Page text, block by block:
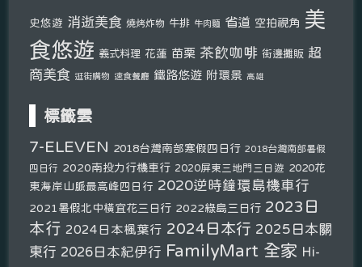
史悠遊 消逝美食 燒烤炸物 牛排 牛肉麵 省道 空拍視角 美
食悠遊 義式料理 花蓮 苗栗 茶飲咖啡 街邊攤販 超
商美食
逛街購物 速食餐廳 鐵路悠遊 附環景 高雄
標籤雲
7-ELEVEN 2018台灣南部寒假四日行 2018台灣南部暑假
四日行 2020南投力行機車行 2020屏東三地門三日遊 2020花
東海岸山脈最高峰四日行 2020逆時鐘環島機車行
2021暑假北中橫宜花三日行 2022綠島三日行 2023日
本行 2024日本楓葉行 2024日本行 2025日本關
東行 2026日本紀伊行 FamilyMart 全家 Hi-